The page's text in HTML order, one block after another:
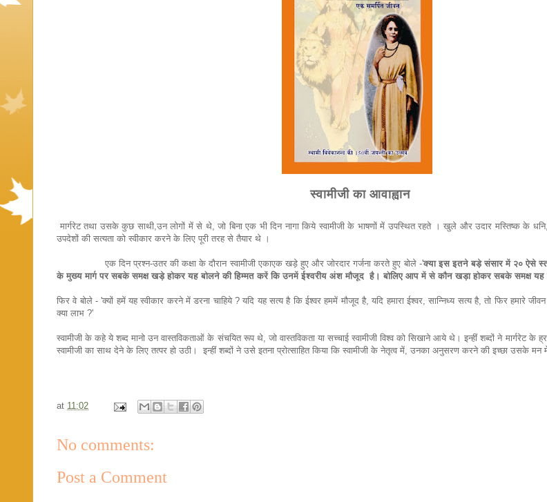
स्वामीजी का आवाह्वान
मार्गरेट तथा उसके कुछ साथी,उन लोगों में से थे, जो बिना एक भी दिन नागा किये स्वामीजी के भाषणों में उपस्थित रहते । खुले और उदार मस्तिष्क के धनि,
उपदेशों की सत्यता को स्वीकार करने के लिए पूरी तरह से तैयार थे ।
एक दिन प्रश्न-उतर की कक्षा के दौरान स्वामीजी एकाएक खड़े हुए और जोरदार गर्जना करते हुए बोले -'क्या इस इतने बड़े संसार में २० ऐसे
के मुख्य मार्ग पर सबके समक्ष खड़े होकर यह बोलने की हिम्मत करें कि उनमें ईश्वरीय अंश मौजूद है। बोलिए आप में से कौन खड़ा होकर सबके समक्ष यह
फिर वे बोले - 'क्यों हमें यह स्वीकार करने में डरना चाहिये ? यदि यह सत्य है कि ईश्वर हममें मौजूद है, यदि हमारा ईश्वर, सान्निध्य सत्य है, तो फिर हमारे
क्या लाभ ?'
स्वामीजी के कहे ये शब्द मानो उन वास्तविकताओं के संचयित रूप थे, जो वास्तविकता या सच्चाई स्वामीजी विश्व को सिखाने आये थे। इन्हीं शब्दों ने मार्गरेट के
स्वामीजी का साथ देने के लिए तत्पर हो उठी। इन्हीं शब्दों ने उसे इतना प्रोत्साहित किया कि स्वामीजी के नेतृत्व में, उनका अनुसरण करने की इच्छा उसके मन
at 11:02
No comments:
Post a Comment